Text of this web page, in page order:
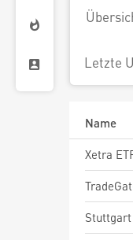
Letzte
Name
Xetra
Stuttgart